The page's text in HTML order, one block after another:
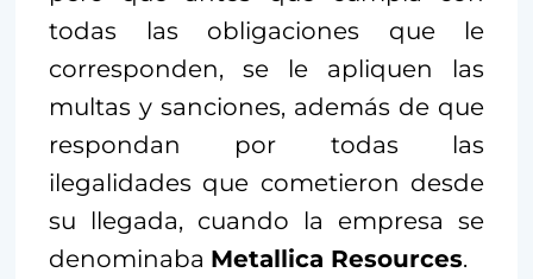
todas las obligaciones que le
corresponden, se le apliquen las
multas y sanciones, además de que
respondan por todas las
ilegalidades que cometieron desde
su llegada, cuando la empresa se
denominaba Metallica Resources.